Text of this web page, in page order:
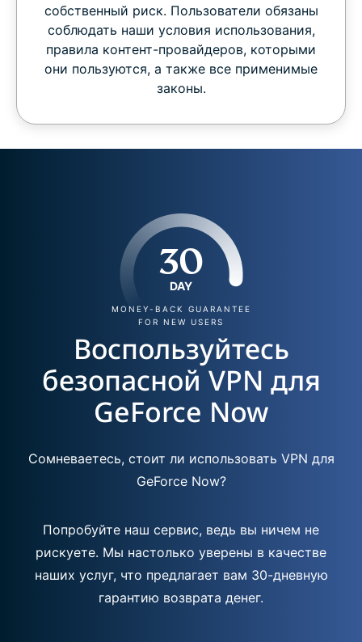
собственный риск. Пользователи обязаны
соблюдать наши условия использования,
правила контент-провайдеров, которыми
они пользуются, а также все применимые
законы.
30
DAY
MONEY-BACK GUARANTEE
FOR NEW USERS
Воспользуйтесь
безопасной VPN для
GeForce Now
Сомневаетесь, стоит ли использовать VPN для
GeForce Now?
Попробуйте наш сервис, ведь вы ничем не
рискуете. Мы настолько уверены в качестве
наших услуг, что предлагает вам 30-дневную
гарантию возврата денег.